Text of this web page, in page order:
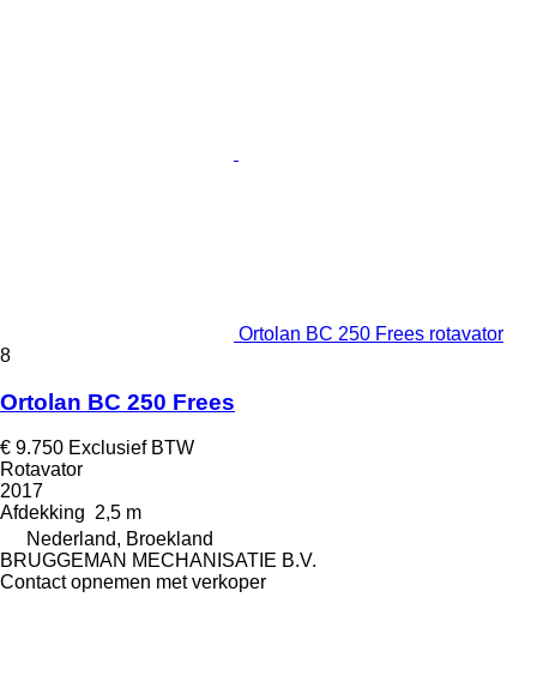
Ortolan BC 250 Frees rotavator
8
Ortolan BC 250 Frees
€ 9.750 Exclusief BTW
Rotavator
2017
Afdekking 2,5 m
Nederland, Broekland
BRUGGEMAN MECHANISATIE B.V.
Contact opnemen met verkoper